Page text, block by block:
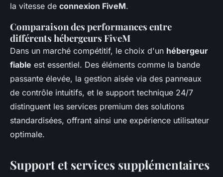
la vitesse de connexion FiveM.
Comparaison des performances entre
différents hébergeurs FiveM
Dans un marché compétitif, le choix d'un hébergeur
fiable est essentiel. Des éléments comme la bande
passante élevée, la gestion aisée via des panneaux
de contrôle intuitifs, et le support technique 24/7
distinguent les services premium des solutions
standardisées, offrant ainsi une expérience utilisateur
optimale.
Support et services supplémentaires